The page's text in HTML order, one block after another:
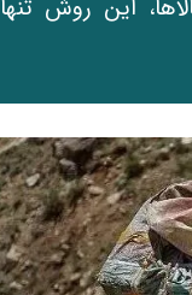
این روش تنها